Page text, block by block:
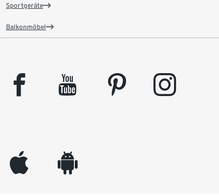
Sportgeräte
Balkonmöbel
facebook youtube pinterest instagram
appleinc android